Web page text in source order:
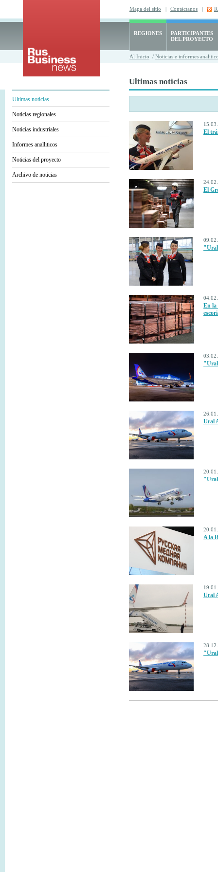
Mapa del sitio | Contáctanos |
REGIONES
PARTICIPANTES
DEL PROYECTO
Al Inicio / Noticias e informes
Ultimas noticias
Noticias regionales
Noticias industriales
Informes analliticos
Noticias del proyecto
Archivo de noticias
Ultimas noticias
El
El
"Ural
En la
"Ural
Ural
A la
Ural
"Ural